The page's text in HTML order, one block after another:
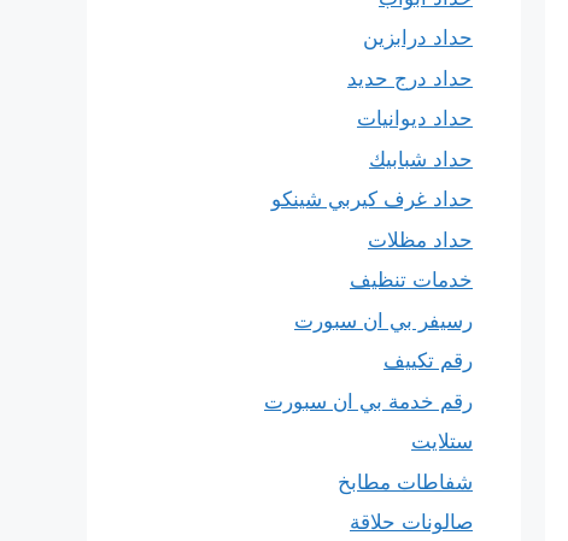
حداد درابزين
حداد درج حديد
حداد ديوانيات
حداد شبابيك
حداد غرف كيربي شينكو
حداد مظلات
خدمات تنظيف
رسيفر بي ان سبورت
رقم تكييف
رقم خدمة بي ان سبورت
ستلايت
شفاطات مطابخ
صالونات حلاقة